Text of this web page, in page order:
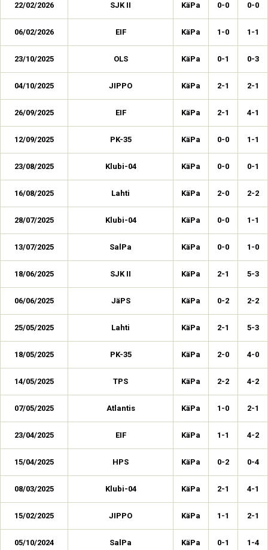
22/02/2026 SJK II KäPa 0-0 0-0
06/02/2026 EIF KäPa 1-0 1-1
23/10/2025 OLS KäPa 0-1 0-3
04/10/2025 JIPPO KäPa 2-1 2-1
26/09/2025 EIF KäPa 2-1 4-1
12/09/2025 PK-35 KäPa 0-0 1-1
23/08/2025 Klubi-04 KäPa 0-0 0-1
16/08/2025 Lahti KäPa 2-0 2-2
28/07/2025 Klubi-04 KäPa 0-0 1-1
13/07/2025 SalPa KäPa 0-0 1-0
18/06/2025 SJK II KäPa 2-1 5-3
06/06/2025 JäPS KäPa 0-2 2-2
25/05/2025 Lahti KäPa 2-1 5-3
18/05/2025 PK-35 KäPa 2-0 4-0
14/05/2025 TPS KäPa 2-2 4-2
07/05/2025 Atlantis KäPa 1-0 2-1
23/04/2025 EIF KäPa 1-1 4-2
15/04/2025 HPS KäPa 0-2 0-4
08/03/2025 Klubi-04 KäPa 2-1 4-1
15/02/2025 JIPPO KäPa 1-1 2-1
05/10/2024 SalPa KäPa 0-1 1-4